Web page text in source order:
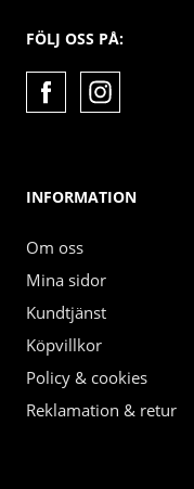
FÖLJ OSS PÅ:
INFORMATION
Om oss
Mina sidor
Kundtjänst
Köpvillkor
Policy & cookies
Reklamation & retur